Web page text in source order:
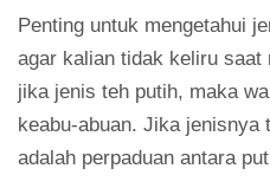
Penting untuk mengetahui
agar kalian tidak keliru saat
jika jenis teh putih, maka
keabu-abuan. Jika jenisnya
adalah perpaduan antara